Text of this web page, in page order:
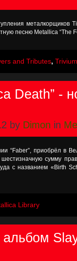
песню Metallica “The
and Tributes, Trivium
Death” -
by Dimon in
“Faber”, приобрёл в
сумму
с названием «Birth
Library